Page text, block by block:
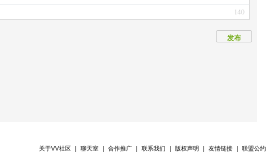
140
发布
关于VV社区 聊天室 合作推广 联系我们 版权声明 友情链接 联盟公约